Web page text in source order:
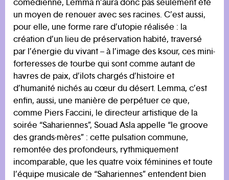
un moyen de renouer avec ses racines. C’est aussi,
pour elle, une forme rare d’utopie réalisée : la
création d’un lieu de préservation habité, traversé
par l’énergie du vivant – à l’image des ksour, ces mini-
forteresses de tourbe qui sont comme autant de
havres de paix, d’ilots chargés d’histoire et
d’humanité nichés au cœur du désert. Lemma, c’est
enfin, aussi, une manière de perpétuer ce que,
comme Piers Faccini, le directeur artistique de la
soirée “Sahariennes”, Souad Asla appelle “le groove
des grands-mères” : cette pulsation commune,
remontée des profondeurs, rythmiquement
incomparable, que les quatre voix féminines et toute
l’équipe musicale de “Sahariennes” entendent bien